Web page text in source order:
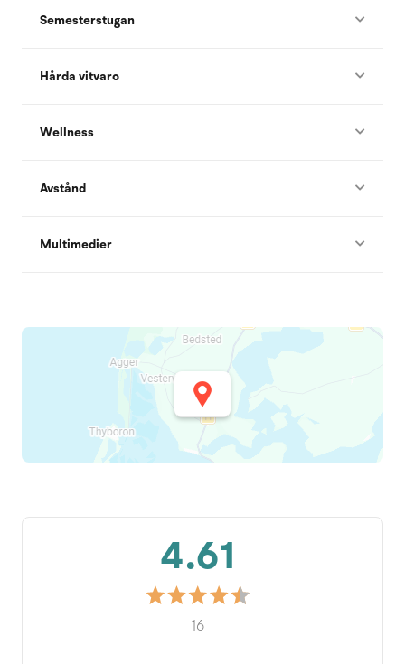
Semesterstugan
Hårda vitvaro
Wellness
Avstånd
Multimedier
4.61
16